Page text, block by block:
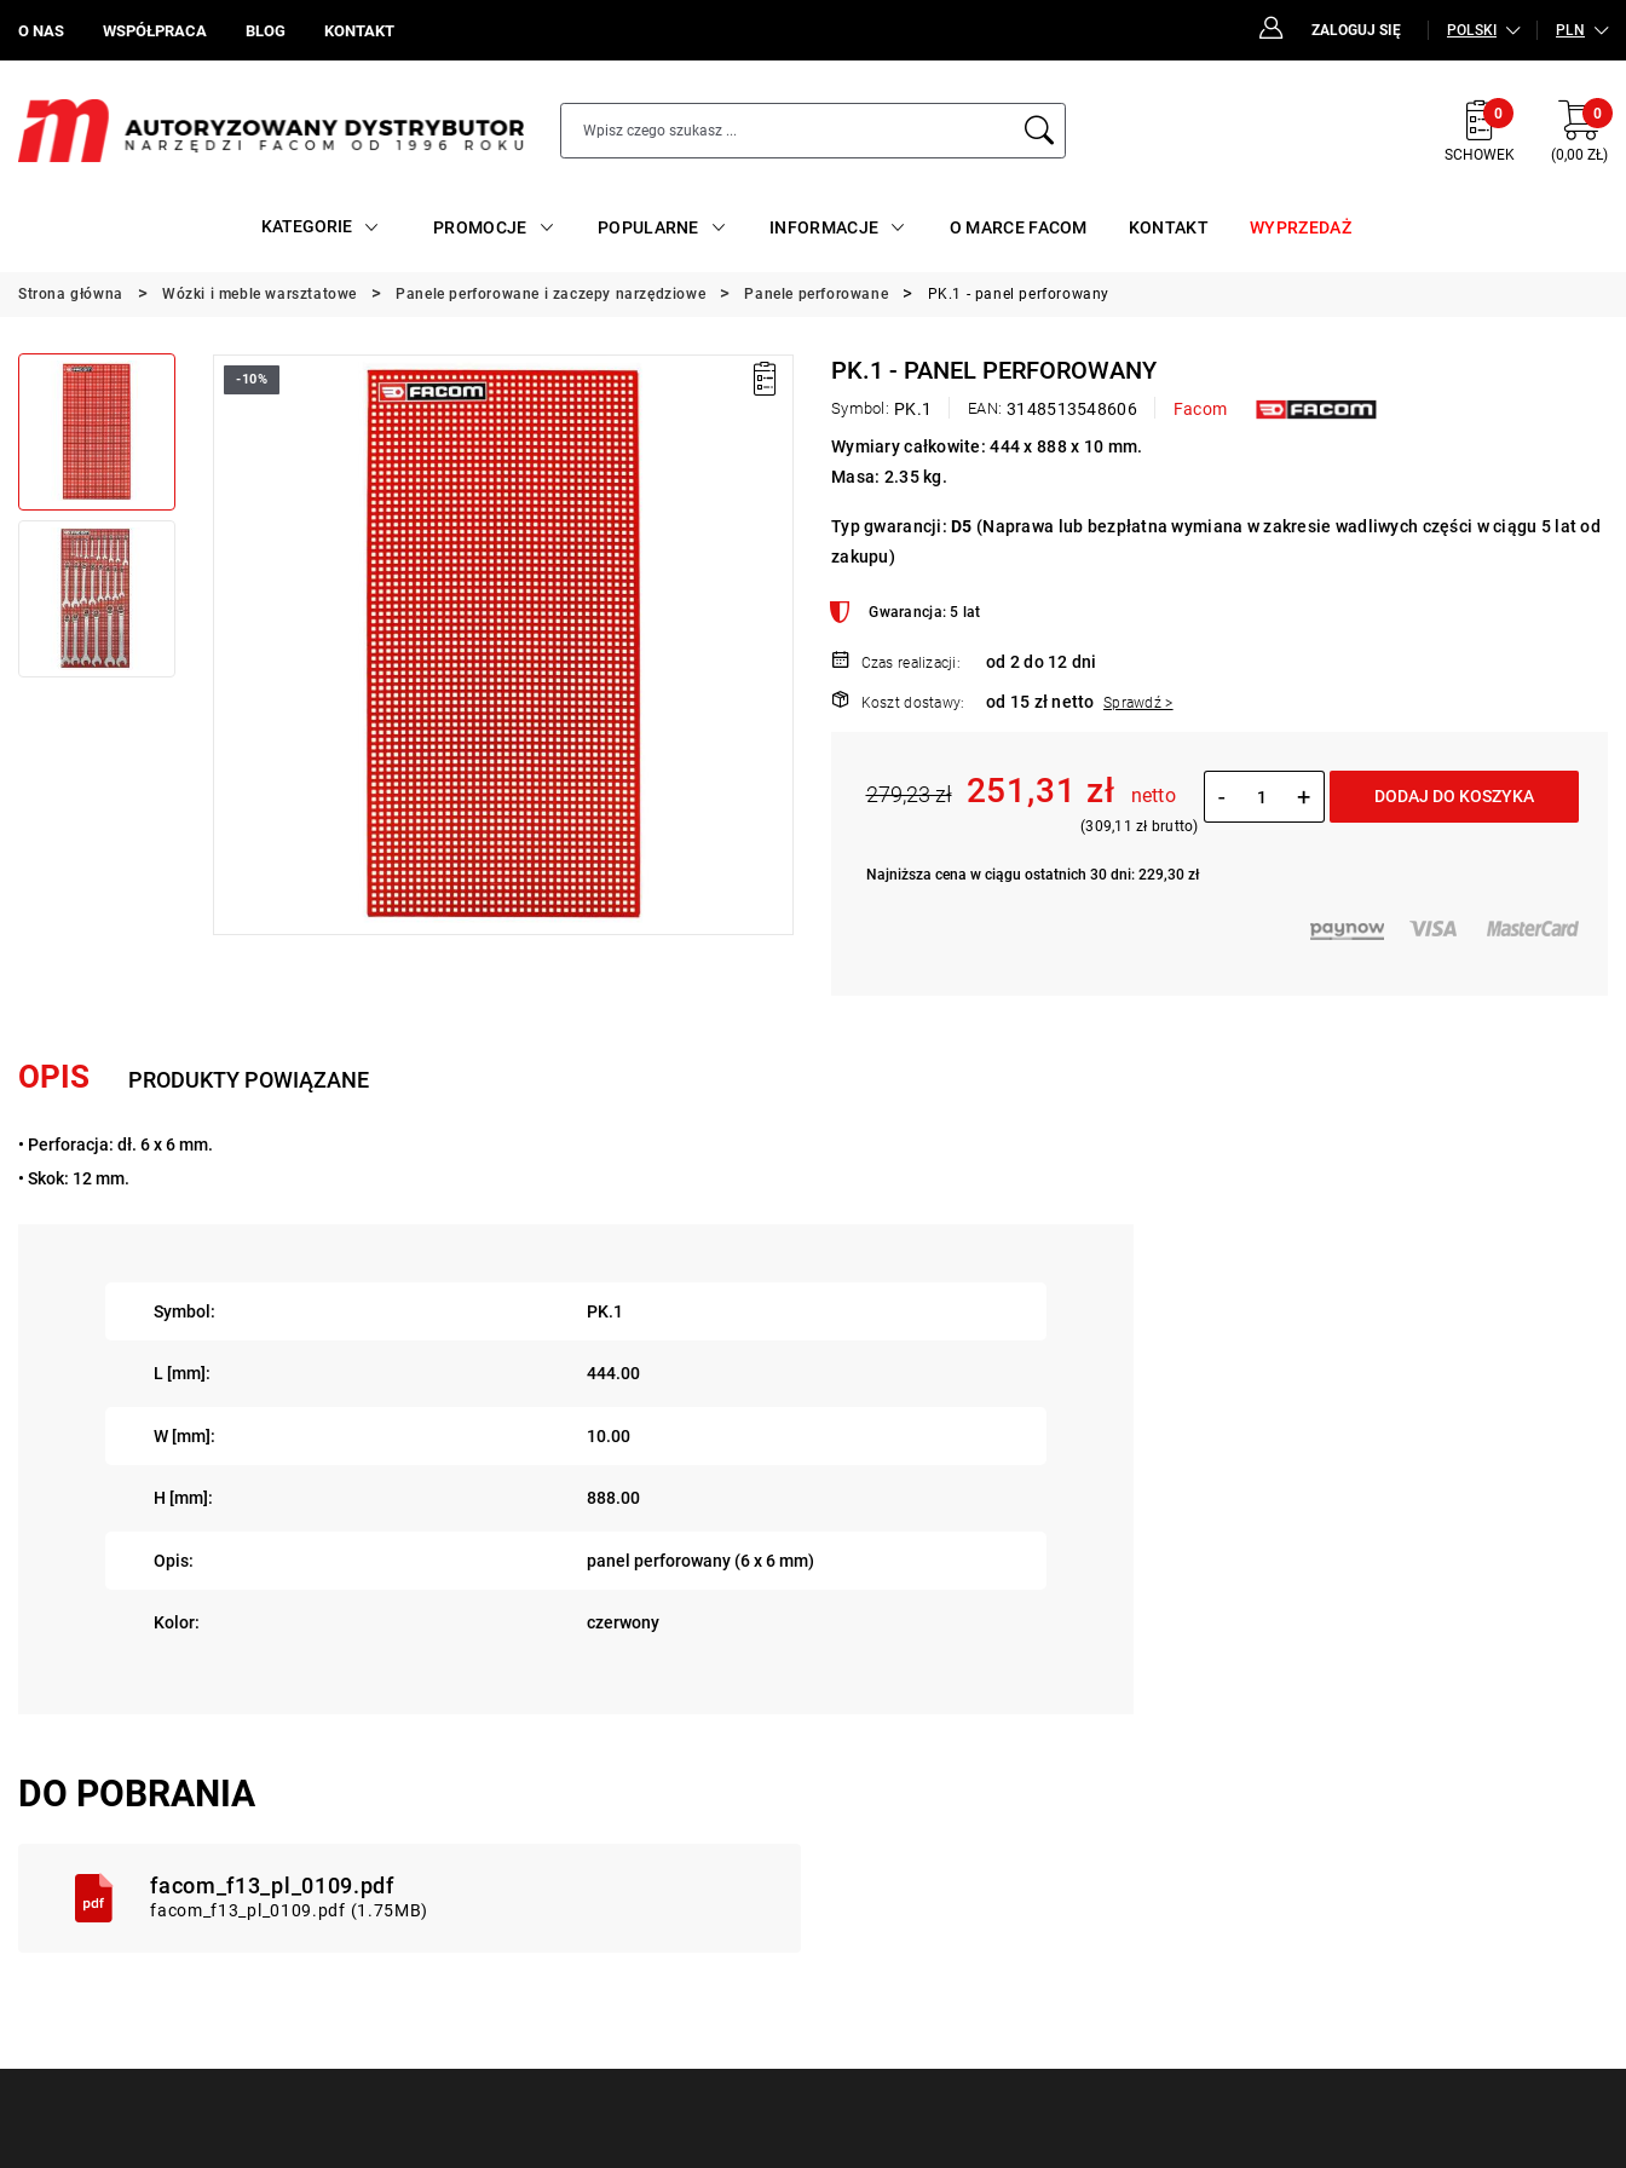
O NAS WSPÓŁPRACA BLOG KONTAKT ZALOGUJ SIĘ POLSKI PLN
0
SCHOWEK
0
(0,00 ZŁ)
KATEGORIE PROMOCJE POPULARNE INFORMACJE O MARCE FACOM KONTAKT WYPRZEDAŻ
Strona główna Wózki i meble warsztatowe Panele perforowane i zaczepy narzędziowe Panele perforowane PK.1 - panel perforowany
-10% PK.1 - PANEL PERFOROWANY
Symbol: PK.1 EAN: 3148513548606
Facom
Wymiary całkowite: 444 x 888 x 10 mm.
Masa: 2.35 kg.
Typ gwarancji:D5 (Naprawa lub bezpłatna wymiana w zakresie wadliwych części w ciągu 5 lat od
zakupu)
Gwarancja: 5 lat
Czas realizacji: od 2 do 12 dni
Koszt dostawy: od 15 zł netto Sprawdź >
279,23 zł 251,31 zł netto
(309,11 zł brutto)
Najniższa cena w ciągu ostatnich 30 dni: 229,30 zł
- + DODAJ DO KOSZYKA
OPIS PRODUKTY POWIĄZANE
• Perforacja: dł. 6 x 6 mm.
• Skok: 12 mm.
Symbol: PK.1
L [mm]: 444.00
W [mm]: 10.00
H [mm]: 888.00
Opis: panel perforowany (6 x 6 mm)
Kolor: czerwony
DO POBRANIA
facom_f13_pl_0109.pdf
facom_f13_pl_0109.pdf (1.75MB)